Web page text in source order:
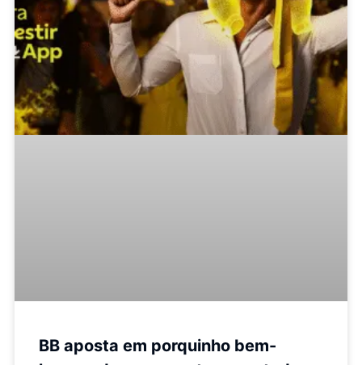
BB aposta em porquinho bem-